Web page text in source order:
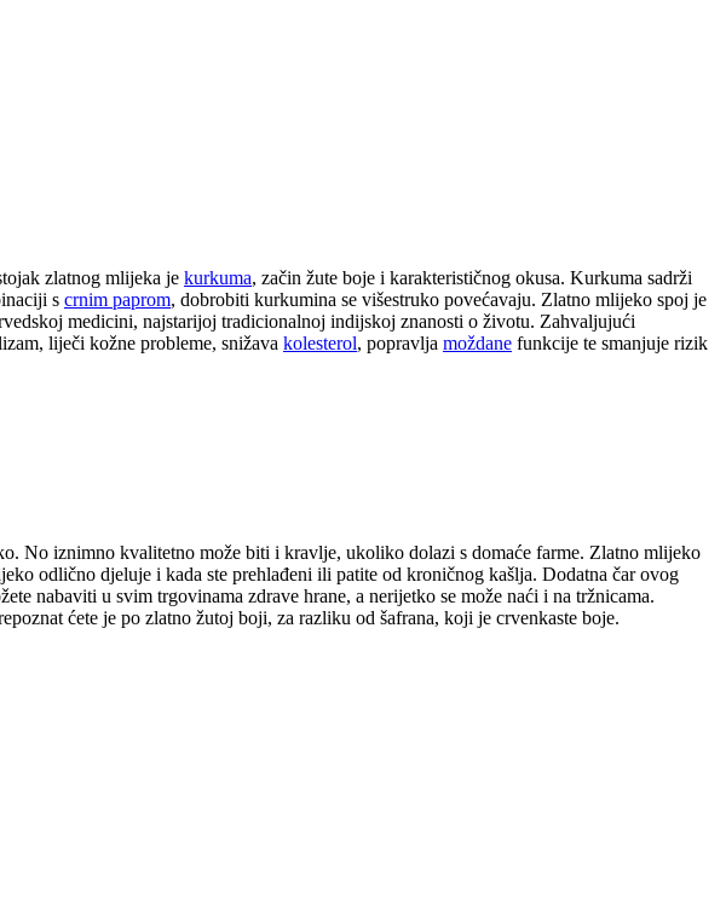
zlatnog mlijeka je kurkuma, začin žute boje i karakterističnog okusa. Kurkuma sadrži
s crnim paprom, dobrobiti kurkumina se višestruko povećavaju. Zlatno mlijeko spoj je
medicini, najstarijoj tradicionalnoj indijskoj znanosti o životu. Zahvaljujući
liječi kožne probleme, snižava kolesterol, popravlja moždane funkcije te smanjuje rizik
No iznimno kvalitetno može biti i kravlje, ukoliko dolazi s domaće farme. Zlatno mlijeko
odlično djeluje i kada ste prehlađeni ili patite od kroničnog kašlja. Dodatna čar ovog
nabaviti u svim trgovinama zdrave hrane, a nerijetko se može naći i na tržnicama.
ćete je po zlatno žutoj boji, za razliku od šafrana, koji je crvenkaste boje.